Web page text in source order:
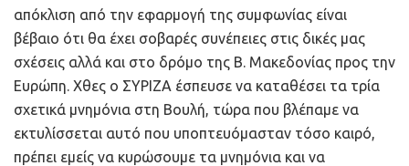
απόκλιση από την εφαρμογή της συμφωνίας είναι
βέβαιο ότι θα έχει σοβαρές συνέπειες στις δικές μας
σχέσεις αλλά και στο δρόμο της Β. Μακεδονίας προς την
Ευρώπη. Χθες ο ΣΥΡΙΖΑ έσπευσε να καταθέσει τα τρία
σχετικά μνημόνια στη Βουλή, τώρα που βλέπαμε να
εκτυλίσσεται αυτό που υποπτευόμασταν τόσο καιρό,
πρέπει εμείς να κυρώσουμε τα μνημόνια και να